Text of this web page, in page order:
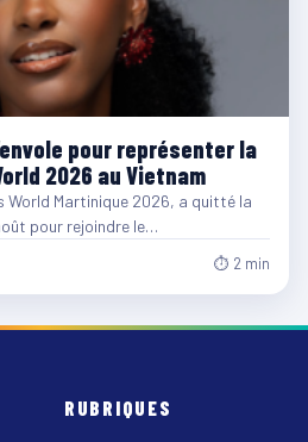
pour représenter la
2026 au Vietnam
World Martinique 2026, a quitté la
pour rejoindre le…
⏱ 2 min
RUBRIQUES